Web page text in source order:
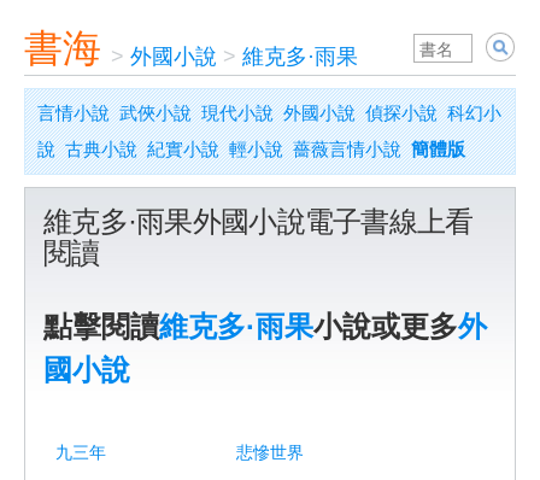
書海 > 外國小說 > 維克多·雨果
言情小說 武俠小說 現代小說 外國小說 偵探小說 科幻小
說 古典小說 紀實小說 輕小說 薔薇言情小說 簡體版
維克多·雨果外國小說電子書線上看
閱讀
點擊閱讀維克多·雨果小說或更多外
國小說
九三年 悲慘世界